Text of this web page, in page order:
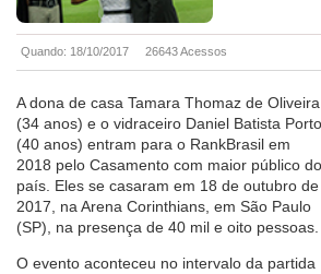
Quando: 18/10/2017 26643 Acessos
A dona de casa Tamara Thomaz de Oliveira
(34 anos) e o vidraceiro Daniel Batista Porto
(40 anos) entram para o RankBrasil em
2018 pelo Casamento com maior público do
país. Eles se casaram em 18 de outubro de
2017, na Arena Corinthians, em São Paulo
(SP), na presença de 40 mil e oito pessoas.
O evento aconteceu no intervalo da partida